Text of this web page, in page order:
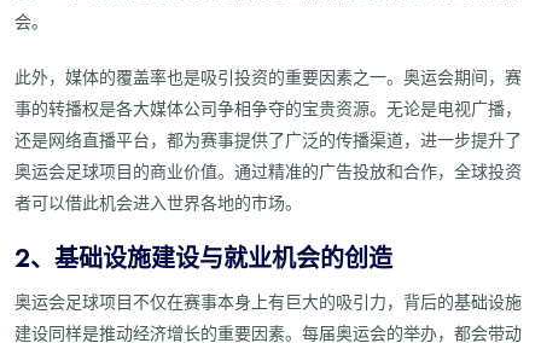
会。
此外，媒体的覆盖率也是吸引投资的重要因素之一。奥运会期间，赛
事的转播权是各大媒体公司争相争夺的宝贵资源。无论是电视广播，
还是网络直播平台，都为赛事提供了广泛的传播渠道，进一步提升了
奥运会足球项目的商业价值。通过精准的广告投放和合作，全球投资
者可以借此机会进入世界各地的市场。
2、基础设施建设与就业机会的创造
奥运会足球项目不仅在赛事本身上有巨大的吸引力，背后的基础设施
建设同样是推动经济增长的重要因素。每届奥运会的举办，都会带动